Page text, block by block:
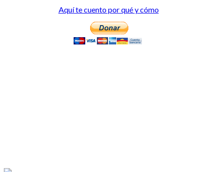
Aquí te cuento por qué y cómo